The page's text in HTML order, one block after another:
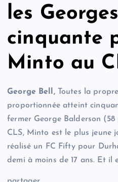
les
cinquante
Minto au
George Bell,Toutes la
proportionnée atteint
fermer George Balderson (58
CLS, Minto est le plus jeune
réalisé un FC Fifty pour
demi à moins de 17 ans. Et il